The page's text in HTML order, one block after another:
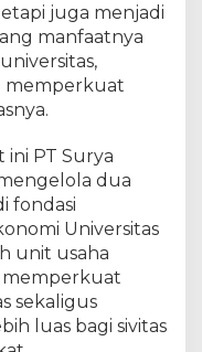
juga menjadi
manfaatnya
memperkuat
ini PT Surya
dua
fondasi
Universitas
unit usaha
sekaligus
luas bagi sivitas